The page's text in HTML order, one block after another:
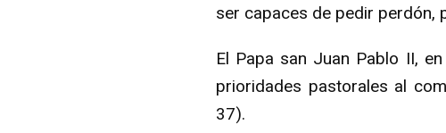
ser capaces de pedir perdón,
El Papa san Juan Pablo II,
prioridades pastorales al
37).